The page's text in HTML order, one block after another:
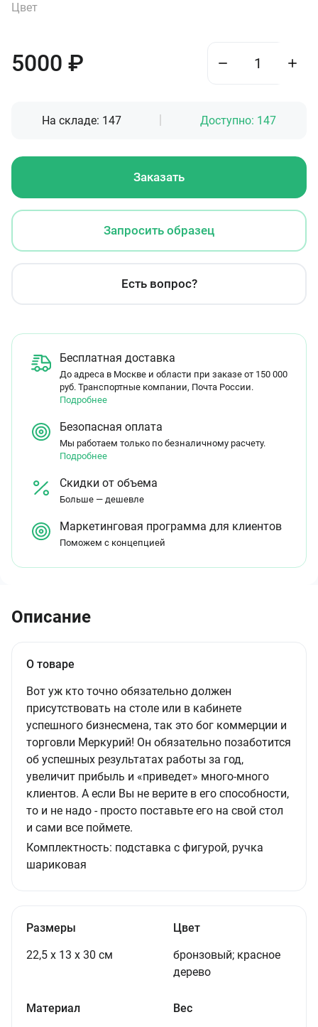
Цвет
5000 ₽
На складе: 147 Доступно: 147
Заказать
Запросить образец
Есть вопрос?
Бесплатная доставка
До адреса в Москве и области при заказе от 150 000
руб. Транспортные компании, Почта России.
Подробнее
Безопасная оплата
Мы работаем только по безналичному расчету.
Подробнее
Скидки от объема
Больше — дешевле
Маркетинговая программа для клиентов
Поможем с концепцией
Описание
О товаре
Вот уж кто точно обязательно должен
присутствовать на столе или в кабинете
успешного бизнесмена, так это бог коммерции и
торговли Меркурий! Он обязательно позаботится
об успешных результатах работы за год,
увеличит прибыль и «приведет» много-много
клиентов. А если Вы не верите в его способности,
то и не надо - просто поставьте его на свой стол
и сами все поймете.
Комплектность: подставка с фигурой, ручка
шариковая
Размеры
22,5 х 13 х 30 см
Цвет
бронзовый; красное
дерево
Материал Вес